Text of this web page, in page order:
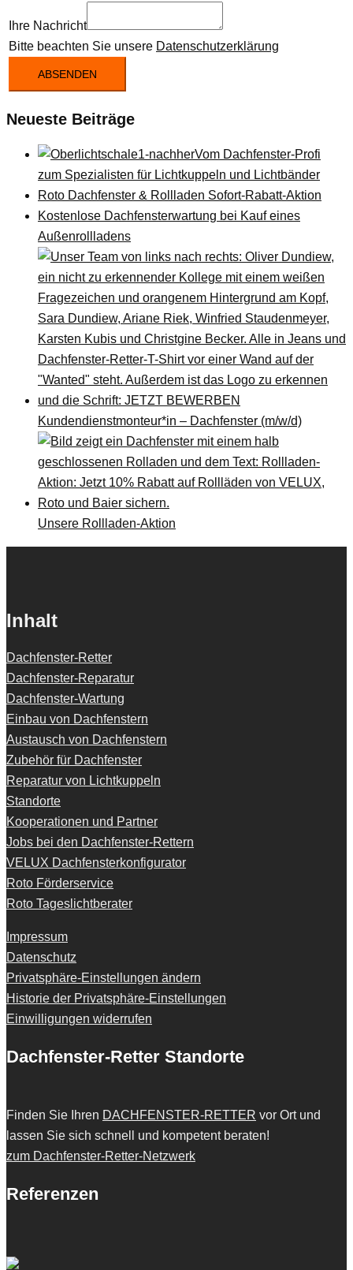
Ihre Nachricht
Bitte beachten Sie unsere Datenschutzerklärung
ABSENDEN
Neueste Beiträge
Vom Dachfenster-Profi
zum Spezialisten für Lichtkuppeln und Lichtbänder
Roto Dachfenster & Rollladen Sofort-Rabatt-Aktion
Kostenlose Dachfensterwartung bei Kauf eines
Außenrollladens
Kundendienstmonteur*in – Dachfenster (m/w/d)
Unsere Rollladen-Aktion
Inhalt
Dachfenster-Retter
Dachfenster-Reparatur
Dachfenster-Wartung
Einbau von Dachfenstern
Austausch von Dachfenstern
Zubehör für Dachfenster
Reparatur von Lichtkuppeln
Standorte
Kooperationen und Partner
Jobs bei den Dachfenster-Rettern
VELUX Dachfensterkonfigurator
Roto Förderservice
Roto Tageslichtberater
Impressum
Datenschutz
Privatsphäre-Einstellungen ändern
Historie der Privatsphäre-Einstellungen
Einwilligungen widerrufen
Dachfenster-Retter Standorte
Finden Sie Ihren DACHFENSTER-RETTER vor Ort und
lassen Sie sich schnell und kompetent beraten!
zum Dachfenster-Retter-Netzwerk
Referenzen